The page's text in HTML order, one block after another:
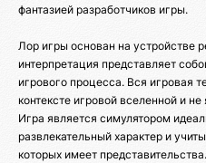
фантазией разработчиков игры.
Лор игры основан на устройстве
интерпретация представляет
игрового процесса. Вся игровая
контексте игровой вселенной и
Игра является симулятором
развлекательный характер и
которых имеет